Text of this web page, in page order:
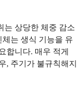
는 상당한 체중 감소
는 생식 기능을 유
합니다. 매우 적게
, 주기가 불규칙해지